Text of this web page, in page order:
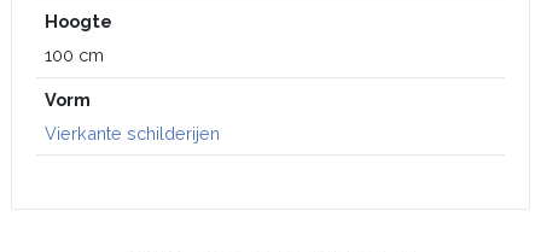
Hoogte
100 cm
Vorm
Vierkante schilderijen